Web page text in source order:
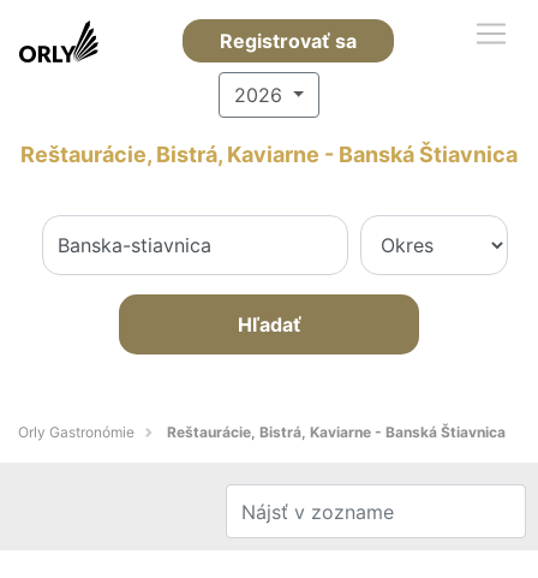
Registrovať sa
2026
Reštaurácie, Bistrá, Kaviarne - Banská Štiavnica
Hľadať
Orly Gastronómie Reštaurácie, Bistrá, Kaviarne - Banská Štiavnica